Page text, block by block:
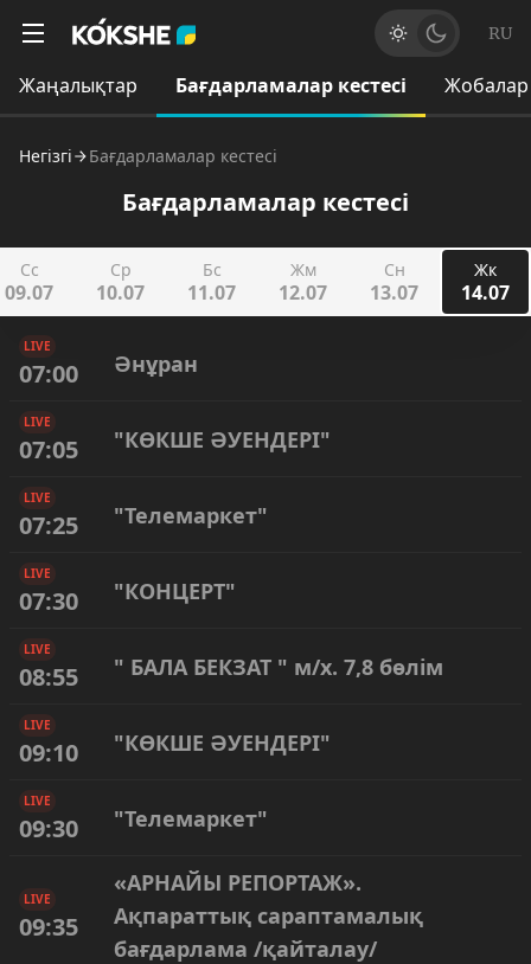
RU
Жаңалықтар Бағдарламалар кестесі Жобалар
Негізгі Бағдарламалар кестесі
Бағдарламалар кестесі
Сс
09.07
Ср
10.07
Бс
11.07
Жм
12.07
Сн
13.07
Жк
14.07
LIVE
07:00 Әнұран
LIVE
07:05 "КӨКШЕ ӘУЕНДЕРІ"
LIVE
07:25 "Телемаркет"
LIVE
07:30 "КОНЦЕРТ"
LIVE
08:55 " БАЛА БЕКЗАТ " м/х. 7,8 бөлім
LIVE
09:10 "КӨКШЕ ӘУЕНДЕРІ"
LIVE
09:30 "Телемаркет"
LIVE
09:35
«АРНАЙЫ РЕПОРТАЖ».
Ақпараттық сараптамалық
бағдарлама /қайталау/